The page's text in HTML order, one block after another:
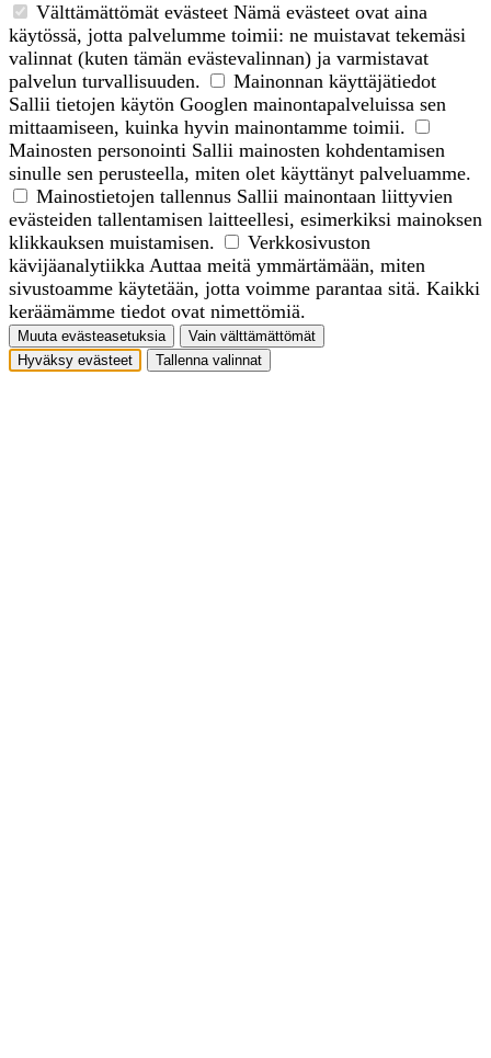
Välttämättömät evästeet Nämä evästeet ovat aina
käytössä, jotta palvelumme toimii: ne muistavat tekemäsi
valinnat (kuten tämän evästevalinnan) ja varmistavat
palvelun turvallisuuden.
Mainonnan käyttäjätiedot
Sallii tietojen käytön Googlen mainontapalveluissa sen
mittaamiseen, kuinka hyvin mainontamme toimii.
Mainosten personointi Sallii mainosten kohdentamisen
sinulle sen perusteella, miten olet käyttänyt palveluamme.
Mainostietojen tallennus Sallii mainontaan liittyvien
evästeiden tallentamisen laitteellesi, esimerkiksi mainoksen
klikkauksen muistamisen.
Verkkosivuston
kävijäanalytiikka Auttaa meitä ymmärtämään, miten
sivustoamme käytetään, jotta voimme parantaa sitä. Kaikki
keräämämme tiedot ovat nimettömiä.
Muuta evästeasetuksia
Vain välttämättömät
Hyväksy evästeet
Tallenna valinnat